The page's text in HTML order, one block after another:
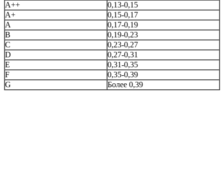
А++
0,13-0,15
А+
0,15-0,17
А
0,17-0,19
B
0,19-0,23
C
0,23-0,27
D
0,27-0,31
E
0,31-0,35
F
0,35-0,39
G
Более 0,39